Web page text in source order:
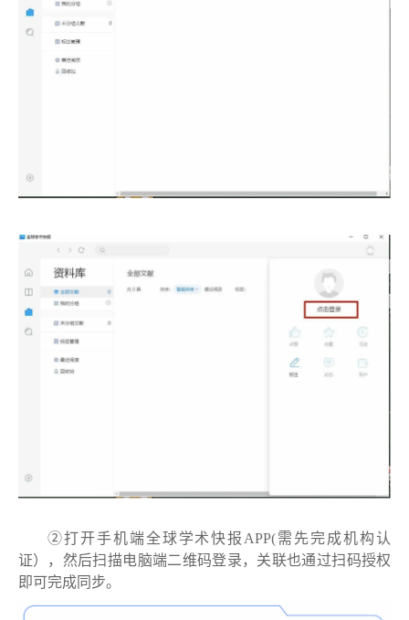
②打开手机端全球学术快报APP(需先完成机构认
证），然后扫描电脑端二维码登录，关联也通过扫码授权
即可完成同步。